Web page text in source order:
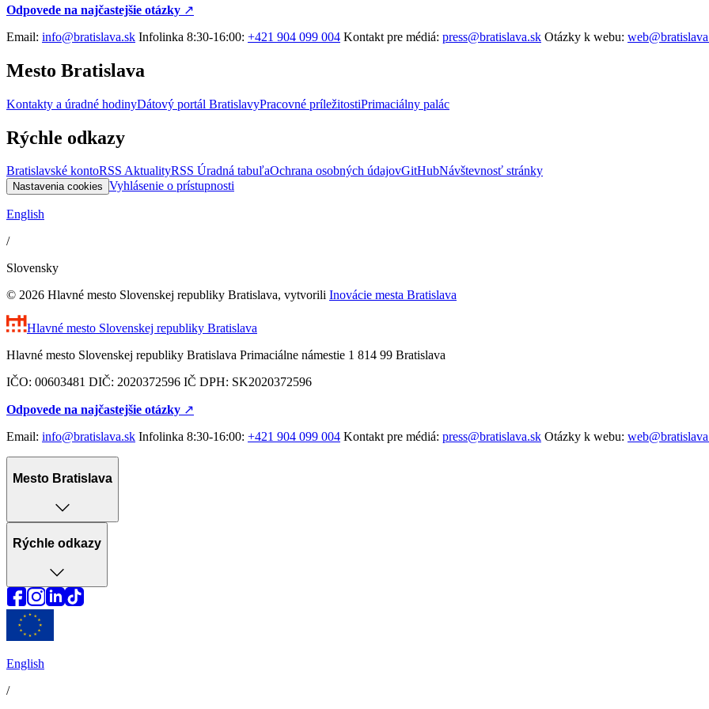
Odpovede na najčastejšie otázky ↗︎
Email: info@bratislava.sk Infolinka 8:30-16:00: +421 904 099 004 Kontakt pre médiá: press@bratislava.sk Otázky k webu:
Mesto Bratislava
Kontakty a úradné hodinyDátový portál BratislavyPracovné príležitostiPrimaciálny palác
Rýchle odkazy
Bratislavské kontoRSS AktualityRSS Úradná tabuľaOchrana osobných údajovGitHubNávštevnosť stránky
Nastavenia cookies Vyhlásenie o prístupnosti
English
/
Slovensky
© 2026 Hlavné mesto Slovenskej republiky Bratislava, vytvorili Inovácie mesta Bratislava
Hlavné mesto Slovenskej republiky Bratislava
Hlavné mesto Slovenskej republiky Bratislava Primaciálne námestie 1 814 99 Bratislava
IČO: 00603481 DIČ: 2020372596 IČ DPH: SK2020372596
Odpovede na najčastejšie otázky ↗︎
Email: info@bratislava.sk Infolinka 8:30-16:00: +421 904 099 004 Kontakt pre médiá: press@bratislava.sk Otázky k webu:
Mesto Bratislava
Rýchle odkazy
English
/